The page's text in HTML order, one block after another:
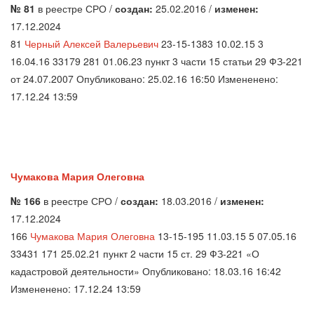
№ 81 в реестре СРО / создан: 25.02.2016 / изменен:
17.12.2024
81 Черный Алексей Валерьевич 23-15-1383 10.02.15 3
16.04.16 33179 281 01.06.23 пункт 3 части 15 статьи 29 ФЗ-221
от 24.07.2007 Опубликовано: 25.02.16 16:50 Измененено:
17.12.24 13:59
Чумакова Мария Олеговна
№ 166 в реестре СРО / создан: 18.03.2016 / изменен:
17.12.2024
166 Чумакова Мария Олеговна 13-15-195 11.03.15 5 07.05.16
33431 171 25.02.21 пункт 2 части 15 ст. 29 ФЗ-221 «О
кадастровой деятельности» Опубликовано: 18.03.16 16:42
Измененено: 17.12.24 13:59